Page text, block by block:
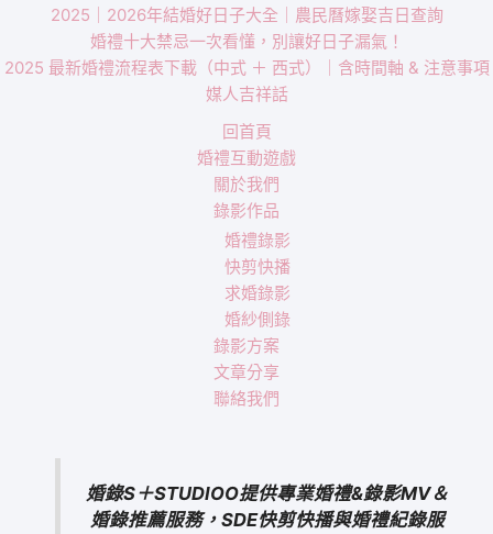
2025｜2026年結婚好日子大全｜農民曆嫁娶吉日查詢
婚禮十大禁忌一次看懂，別讓好日子漏氣！
2025 最新婚禮流程表下載（中式 ＋ 西式）｜含時間軸 & 注意事項
媒人吉祥話
回首頁
婚禮互動遊戲
關於我們
錄影作品
婚禮錄影
快剪快播
求婚錄影
婚紗側錄
錄影方案
文章分享
聯絡我們
婚錄S＋STUDIOO提供專業婚禮&錄影MV＆
婚錄推薦服務，SDE快剪快播與婚禮紀錄服